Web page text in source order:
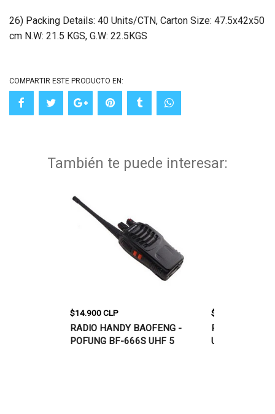
26) Packing Details: 40 Units/CTN, Carton Size: 47.5x42x50
cm N.W: 21.5 KGS, G.W: 22.5KGS
COMPARTIR ESTE PRODUCTO EN:
También te puede interesar:
$14.900 CLP
RADIO HANDY BAOFENG -
POFUNG BF-666S UHF 5
$36.900 CLP
RADIO HANDY
UV-6, VHF/